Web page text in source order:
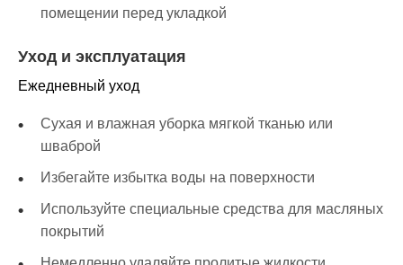
помещении перед укладкой
Уход и эксплуатация
Ежедневный уход
Сухая и влажная уборка мягкой тканью или
шваброй
Избегайте избытка воды на поверхности
Используйте специальные средства для масляных
покрытий